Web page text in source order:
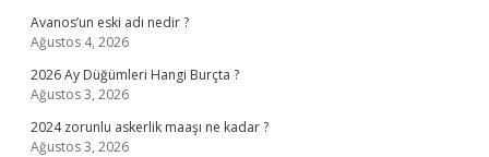
Avanos’un eski adı nedir ?
Ağustos 4, 2026
2026 Ay Düğümleri Hangi Burçta ?
Ağustos 3, 2026
2024 zorunlu askerlik maaşı ne kadar ?
Ağustos 3, 2026